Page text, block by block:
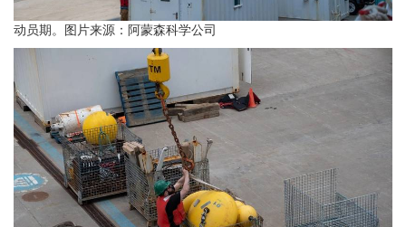
动员期。图片来源：阿蒙森科学公司